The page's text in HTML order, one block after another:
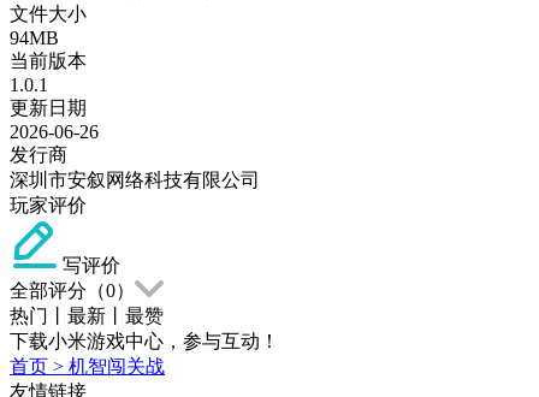
文件大小
94MB
当前版本
1.0.1
更新日期
2026-06-26
发行商
深圳市安叙网络科技有限公司
玩家评价
写评价
全部评分（0）
热门
最新
最赞
下载小米游戏中心，参与互动！
首页 > 机智闯关战
友情链接